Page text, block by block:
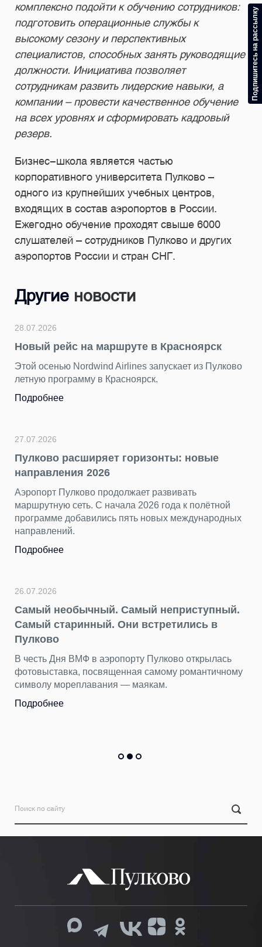
комплексно подойти к обучению сотрудников:
подготовить операционные службы к
высокому сезону и перспективных
специалистов, способных занять руководящие
должности. Инициатива позволяет
сотрудникам развить лидерские навыки, а
компании – провести качественное обучение
на всех уровнях и сформировать кадровый
резерв.
Бизнес-школа является частью
корпоративного университета Пулково –
одного из крупнейших учебных центров,
входящих в состав аэропортов в России.
Ежегодно обучение проходят свыше 6000
слушателей – сотрудников Пулково и других
аэропортов России и стран СНГ.
Другие новости
28.07.2026
Новый рейс на маршруте в Красноярск
Этой осенью Nordwind Airlines запускает из Пулково
летную программу в Красноярск.
Подробнее
27.07.2026
Пулково расширяет горизонты: новые
направления 2026
Аэропорт Пулково продолжает развивать
маршрутную сеть. С начала 2026 года к полётной
программе добавились пять новых международных
направлений.
Подробнее
26.07.2026
Самый необычный. Самый неприступный.
Самый старинный. Они встретились в
Пулково
В честь Дня ВМФ в аэропорту Пулково открылась
фотовыставка, посвященная самому романтичному
символу мореплавания — маякам.
Подробнее
Подпишитесь на рассылку